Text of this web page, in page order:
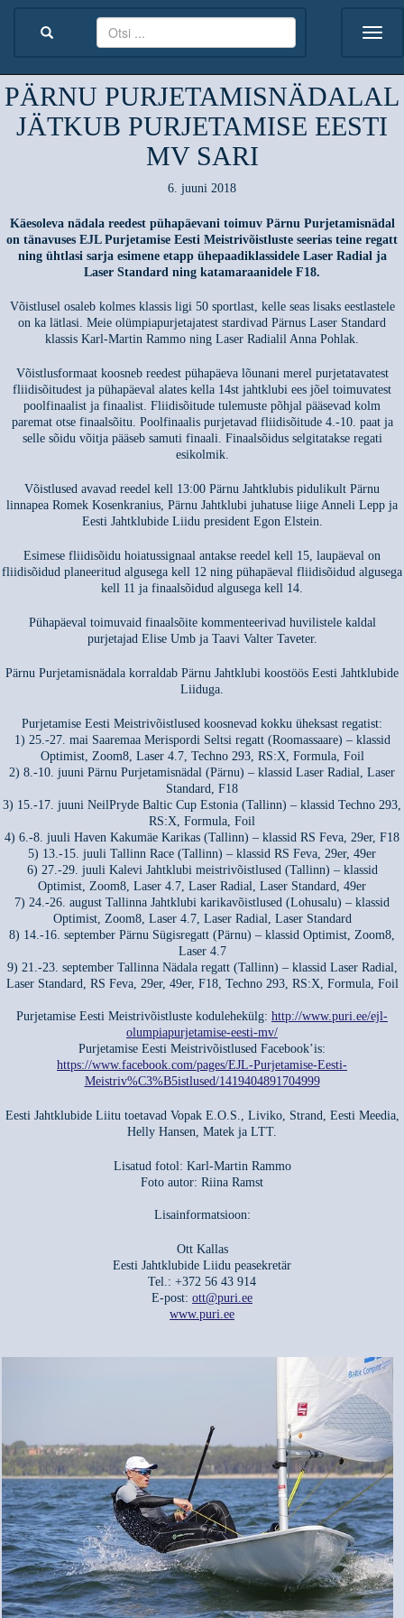
PÄRNU PURJETAMISNÄDALAL
JÄTKUB PURJETAMISE EESTI
MV SARI
6. juuni 2018
Käesoleva nädala reedest pühapäevani toimuv Pärnu Purjetamisnädal
on tänavuses EJL Purjetamise Eesti Meistrivõistluste seerias teine regatt
ning ühtlasi sarja esimene etapp ühepaadiklassidele Laser Radial ja
Laser Standard ning katamaraanidele F18.
Võistlusel osaleb kolmes klassis ligi 50 sportlast, kelle seas lisaks eestlastele
on ka lätlasi. Meie olümpiapurjetajatest stardivad Pärnus Laser Standard
klassis Karl-Martin Rammo ning Laser Radialil Anna Pohlak.
Võistlusformaat koosneb reedest pühapäeva lõunani merel purjetatavatest
fliidisõitudest ja pühapäeval alates kella 14st jahtklubi ees jõel toimuvatest
poolfinaalist ja finaalist. Fliidisõitude tulemuste põhjal pääsevad kolm
paremat otse finaalsõitu. Poolfinaalis purjetavad fliidisõitude 4.-10. paat ja
selle sõidu võitja pääseb samuti finaali. Finaalsõidus selgitatakse regati
esikolmik.
Võistlused avavad reedel kell 13:00 Pärnu Jahtklubis pidulikult Pärnu
linnapea Romek Kosenkranius, Pärnu Jahtklubi juhatuse liige Anneli Lepp ja
Eesti Jahtklubide Liidu president Egon Elstein.
Esimese fliidisõidu hoiatussignaal antakse reedel kell 15, laupäeval on
fliidisõidud planeeritud algusega kell 12 ning pühapäeval fliidisõidud algusega
kell 11 ja finaalsõidud algusega kell 14.
Pühapäeval toimuvaid finaalsõite kommenteerivad huvilistele kaldal
purjetajad Elise Umb ja Taavi Valter Taveter.
Pärnu Purjetamisnädala korraldab Pärnu Jahtklubi koostöös Eesti Jahtklubide
Liiduga.
Purjetamise Eesti Meistrivõistlused koosnevad kokku üheksast regatist:
1) 25.-27. mai Saaremaa Merispordi Seltsi regatt (Roomassaare) – klassid
Optimist, Zoom8, Laser 4.7, Techno 293, RS:X, Formula, Foil
2) 8.-10. juuni Pärnu Purjetamisnädal (Pärnu) – klassid Laser Radial, Laser
Standard, F18
3) 15.-17. juuni NeilPryde Baltic Cup Estonia (Tallinn) – klassid Techno 293,
RS:X, Formula, Foil
4) 6.-8. juuli Haven Kakumäe Karikas (Tallinn) – klassid RS Feva, 29er, F18
5) 13.-15. juuli Tallinn Race (Tallinn) – klassid RS Feva, 29er, 49er
6) 27.-29. juuli Kalevi Jahtklubi meistrivõistlused (Tallinn) – klassid
Optimist, Zoom8, Laser 4.7, Laser Radial, Laser Standard, 49er
7) 24.-26. august Tallinna Jahtklubi karikavõistlused (Lohusalu) – klassid
Optimist, Zoom8, Laser 4.7, Laser Radial, Laser Standard
8) 14.-16. september Pärnu Sügisregatt (Pärnu) – klassid Optimist, Zoom8,
Laser 4.7
9) 21.-23. september Tallinna Nädala regatt (Tallinn) – klassid Laser Radial,
Laser Standard, RS Feva, 29er, 49er, F18, Techno 293, RS:X, Formula, Foil
Purjetamise Eesti Meistrivõistluste kodulehekülg: http://www.puri.ee/ejl-
olumpiapurjetamise-eesti-mv/
Purjetamise Eesti Meistrivõistlused Facebook’is:
https://www.facebook.com/pages/EJL-Purjetamise-Eesti-
Meistriv%C3%B5istlused/1419404891704999
Eesti Jahtklubide Liitu toetavad Vopak E.O.S., Liviko, Strand, Eesti Meedia,
Helly Hansen, Matek ja LTT.
Lisatud fotol: Karl-Martin Rammo
Foto autor: Riina Ramst
Lisainformatsioon:
Ott Kallas
Eesti Jahtklubide Liidu peasekretär
Tel.: +372 56 43 914
E-post: ott@puri.ee
www.puri.ee